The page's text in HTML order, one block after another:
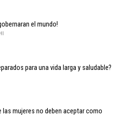
el mundo!
para una vida larga y saludable?
las mujeres no deben aceptar como